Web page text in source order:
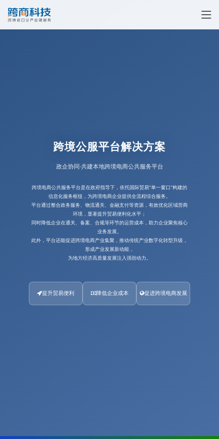
跨境公服平台解决方案
政企协同·共建本地跨境电商公共服务平台
跨境电商公共服务平台是在政府指导下，依托国际贸易"单一窗口"构建的
信息化服务枢纽，为跨境电商企业提供全流程综合服务。
平台通过整合政务服务、物流通关、金融支付等资源，有效优化区域营商
环境，显著提升贸易便利化水平；
同时降低企业在通关、备案、合规等环节的运营成本，助力企业聚焦核心
业务发展。
此外，平台还能促进跨境电商产业集聚，推动传统产业数字化转型升级，
形成产业发展新动能，
为地方经济高质量发展注入强劲动力。
提升贸易便利 降低企业成本 促进跨境电商发展